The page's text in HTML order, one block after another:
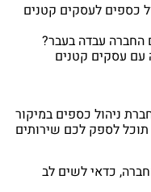
כספים לעסקים קטנים
החברה עבדה בעבר?
עם עסקים קטנים
ניהול כספים במיקור
לספק לכם שירותים
כדאי לשים לב